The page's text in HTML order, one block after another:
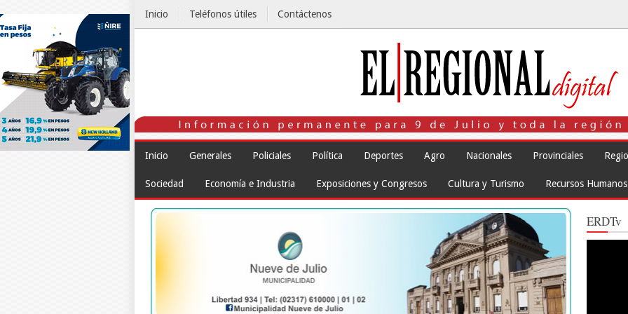
Inicio Teléfonos útiles Contáctenos
Inicio Generales Policiales Política Deportes Agro Nacionales Provinciales
Sociedad Economía e Industria Exposiciones y Congresos Cultura y Turismo Recursos Humanos
ERDTv